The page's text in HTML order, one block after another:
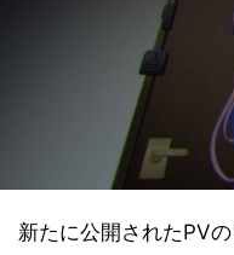
新たに公開されたPV